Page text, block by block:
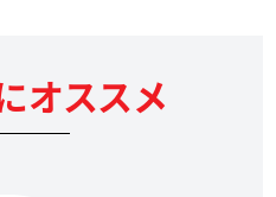
オススメ